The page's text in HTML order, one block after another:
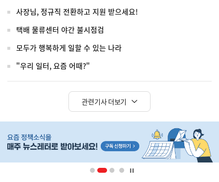
사장님, 정규직 전환하고 지원 받으세요!
택배 물류센터 야간 불시점검
모두가 행복하게 일할 수 있는 나라
"우리 일터, 요즘 어때?"
관련기사 더보기
단